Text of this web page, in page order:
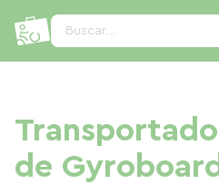
Buscar...
de Gyroboard
Panel de gestión de cookies